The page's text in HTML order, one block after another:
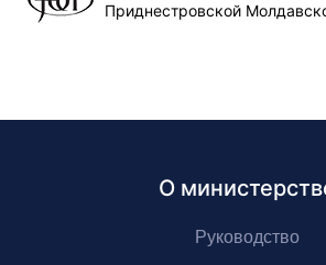
Приднестровской
О
Руководство